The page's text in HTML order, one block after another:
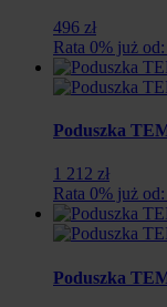
496 zł
Rata 0% już od:
Poduszka
1 212 zł
Rata 0% już
Poduszka